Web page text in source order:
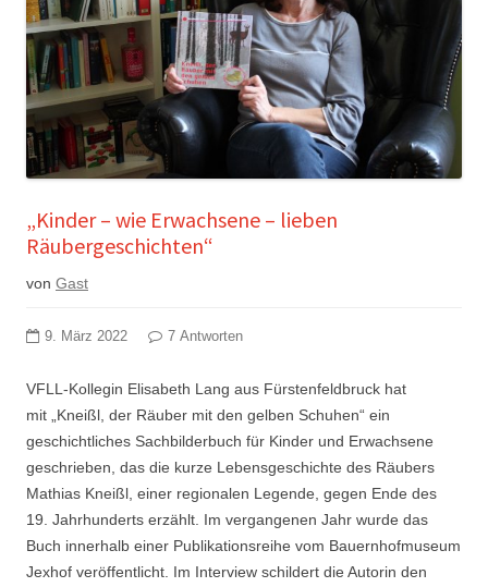
„Kinder – wie Erwachsene – lieben
Räubergeschichten“
von Gast
9. März 2022 7 Antworten
VFLL-Kollegin Elisabeth Lang aus Fürstenfeldbruck hat
mit „Kneißl, der Räuber mit den gelben Schuhen“ ein
geschichtliches Sachbilderbuch für Kinder und Erwachsene
geschrieben, das die kurze Lebensgeschichte des Räubers
Mathias Kneißl, einer regionalen Legende, gegen Ende des
19. Jahrhunderts erzählt. Im vergangenen Jahr wurde das
Buch innerhalb einer Publikationsreihe vom Bauernhofmuseum
Jexhof veröffentlicht. Im Interview schildert die Autorin den